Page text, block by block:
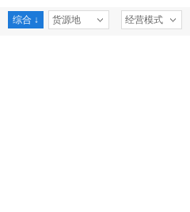
综合 ↓ 货源地 经营模式